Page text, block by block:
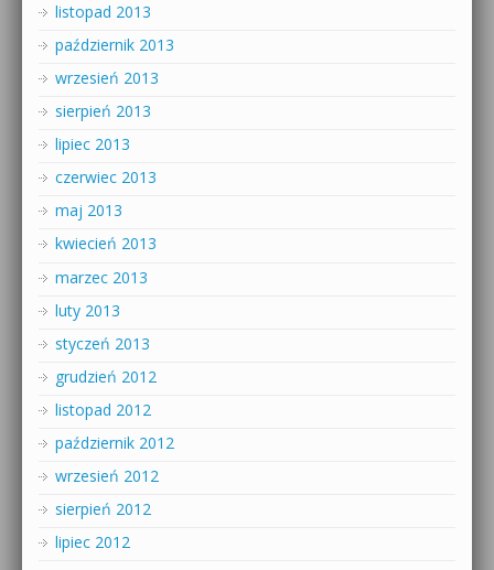
listopad 2013
październik 2013
wrzesień 2013
sierpień 2013
lipiec 2013
czerwiec 2013
maj 2013
kwiecień 2013
marzec 2013
luty 2013
styczeń 2013
grudzień 2012
listopad 2012
październik 2012
wrzesień 2012
sierpień 2012
lipiec 2012